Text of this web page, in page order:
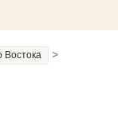
Востока >